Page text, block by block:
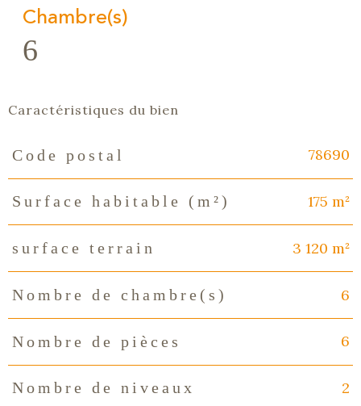
Chambre(s)
6
Caractéristiques du bien
Caractéristiques
Code postal 78690
Surface habitable (m²) 175 m²
surface terrain 3 120 m²
Nombre de chambre(s) 6
Nombre de pièces 6
Nombre de niveaux 2